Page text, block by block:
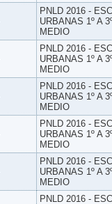
PNLD 2016 -
URBANAS 1º A
MEDIO
PNLD 2016 -
URBANAS 1º A
MEDIO
PNLD 2016 -
URBANAS 1º A
MEDIO
PNLD 2016 -
URBANAS 1º A
MEDIO
PNLD 2016 -
URBANAS 1º A
MEDIO
PNLD 2016 -